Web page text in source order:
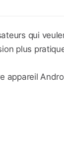
qui
plus